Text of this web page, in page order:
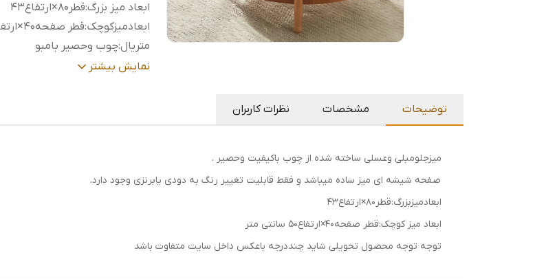
ابعاد میز بزرگ:قطر80×ارتفاع۴۳
ابعادمیزکوچک:قطر صفحه۴۰×ارتفاع۵۰
متریال:چوب وحصیر بامبو
رنگ محصول: گردویی روشن ،مشکی نمایش بیشتر
توضیحات مشخصات نظرات کاربران
میزجلومبلی وعسلی ساخته شده از چوب باکیفیت وحصیر .
صفحه شیشه ای میز ساده میباشد و فقط قابلیت تغییر رنگ به دودی یابرنزی وجود دارد.
ابعادمیزبزرگ:قطر80×ارتفاع۴۳
ابعاد میز کوچک:قطر صفحه۴۰×ارتفاع۵۰ سانتی متر
توجه توجه محصول تحویلی شاید چنددرجه باعکس داخل سایت متفاوت باشد